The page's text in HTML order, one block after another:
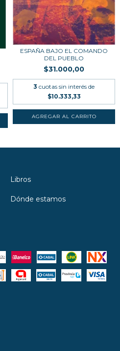
ESPAÑA BAJO EL COMANDO
DEL PUEBLO
$31.000,00
3 cuotas sin interés de
$10.333,33
Libros
Dónde estamos